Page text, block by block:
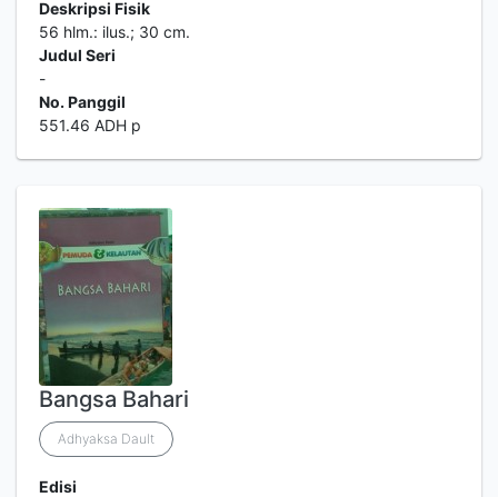
Deskripsi Fisik
56 hlm.: ilus.; 30 cm.
Judul Seri
-
No. Panggil
551.46 ADH p
Bangsa Bahari
Adhyaksa Dault
Edisi